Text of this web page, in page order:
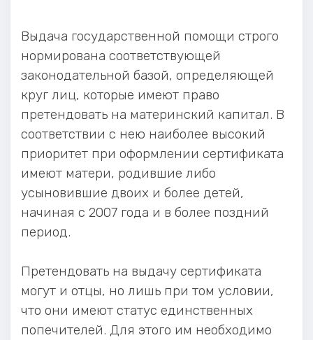
Выдача государственной помощи строго
нормирована соответствующей
законодательной базой, определяющей
круг лиц, которые имеют право
претендовать на материнский капитал. В
соответствии с нею наиболее высокий
приоритет при оформлении сертификата
имеют матери, родившие либо
усыновившие двоих и более детей,
начиная с 2007 года и в более поздний
период.
Претендовать на выдачу сертификата
могут и отцы, но лишь при том условии,
что они имеют статус единственных
попечителей. Для этого им необходимо